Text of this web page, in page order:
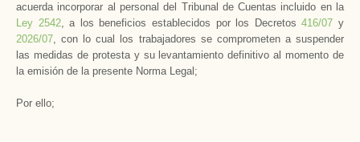
acuerda incorporar al personal del Tribunal de Cuentas incluido en la
Ley 2542, a los beneficios establecidos por los Decretos416/07 y
2026/07, con lo cual los trabajadores se comprometen a suspender
las medidas de protesta y su levantamiento definitivo al momento de
la emisión de la presente Norma Legal;
Por ello;